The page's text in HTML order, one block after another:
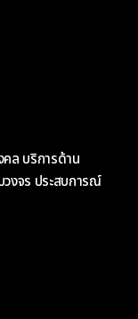
คล บริการด้าน
งจร ประสบการณ์